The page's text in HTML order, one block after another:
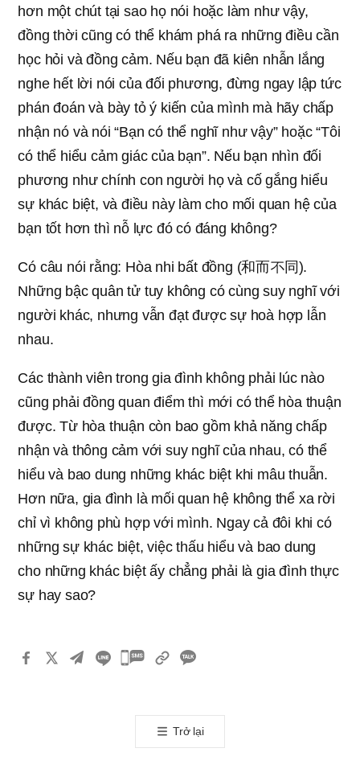
hơn một chút tại sao họ nói hoặc làm như vậy,
đồng thời cũng có thể khám phá ra những điều cần
học hỏi và đồng cảm. Nếu bạn đã kiên nhẫn lắng
nghe hết lời nói của đối phương, đừng ngay lập tức
phán đoán và bày tỏ ý kiến của mình mà hãy chấp
nhận nó và nói “Bạn có thể nghĩ như vậy” hoặc “Tôi
có thể hiểu cảm giác của bạn”. Nếu bạn nhìn đối
phương như chính con người họ và cố gắng hiểu
sự khác biệt, và điều này làm cho mối quan hệ của
bạn tốt hơn thì nỗ lực đó có đáng không?
Có câu nói rằng: Hòa nhi bất đồng (和而不同).
Những bậc quân tử tuy không có cùng suy nghĩ với
người khác, nhưng vẫn đạt được sự hoà hợp lẫn
nhau.
Các thành viên trong gia đình không phải lúc nào
cũng phải đồng quan điểm thì mới có thể hòa thuận
được. Từ hòa thuận còn bao gồm khả năng chấp
nhận và thông cảm với suy nghĩ của nhau, có thể
hiểu và bao dung những khác biệt khi mâu thuẫn.
Hơn nữa, gia đình là mối quan hệ không thể xa rời
chỉ vì không phù hợp với mình. Ngay cả đôi khi có
những sự khác biệt, việc thấu hiểu và bao dung
cho những khác biệt ấy chẳng phải là gia đình thực
sự hay sao?
카
톡
공
Trở lại